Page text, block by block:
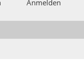
Anmelden